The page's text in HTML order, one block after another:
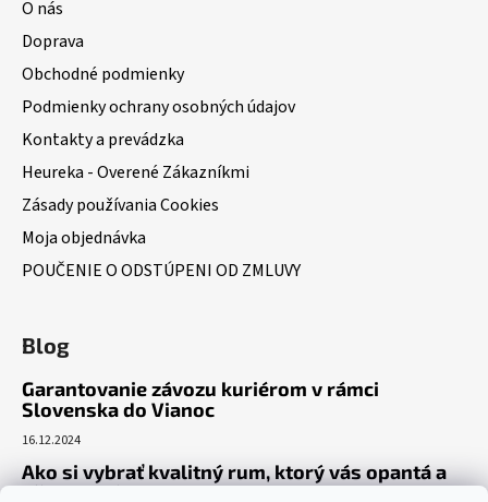
O nás
Doprava
Obchodné podmienky
Podmienky ochrany osobných údajov
Kontakty a prevádzka
Heureka - Overené Zákazníkmi
Zásady používania Cookies
Moja objednávka
POUČENIE O ODSTÚPENI OD ZMLUVY
Blog
Garantovanie závozu kuriérom v rámci
Slovenska do Vianoc
16.12.2024
Ako si vybrať kvalitný rum, ktorý vás opantá a
už nepustí?